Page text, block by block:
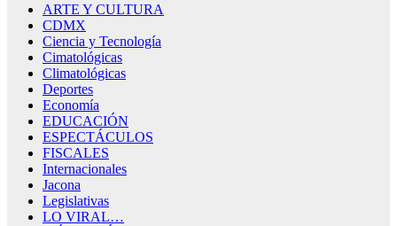
ARTE Y CULTURA
CDMX
Ciencia y Tecnología
Cimatológicas
Climatológicas
Deportes
Economía
EDUCACIÓN
ESPECTÁCULOS
FISCALES
Internacionales
Jacona
Legislativas
LO VIRAL…